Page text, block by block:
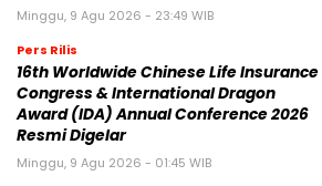
Minggu, 9 Agu 2026 - 23:49 WIB
Pers Rilis
16th Worldwide Chinese Life Insurance
Congress & International Dragon
Award (IDA) Annual Conference 2026
Resmi Digelar
Minggu, 9 Agu 2026 - 01:45 WIB